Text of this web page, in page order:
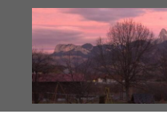
contenu